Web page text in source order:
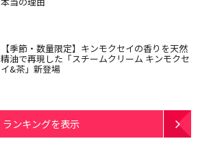
【季節・数量限定】キンモクセイの香りを天然
精油で再現した「スチームクリーム キンモクセ
イ&茶」新登場
ランキングを表示